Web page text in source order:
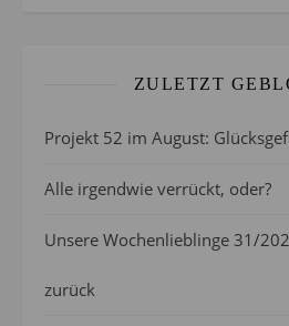
ZULETZT
Projekt 52 im August:
Alle irgendwie verrückt, oder?
Unsere Wochenlieblinge 31/
zurück